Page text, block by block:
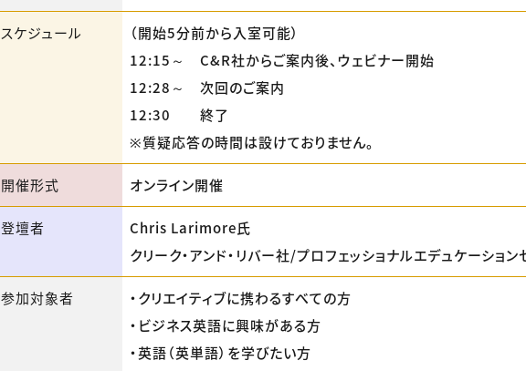
スケジュール
（開始5分前から入室可能）
12:15～ C&R社からご案内後、ウェビナー開始
12:28～ 次回のご案内
12:30 終了
※質疑応答の時間は設けておりません。
開催形式 オンライン開催
登壇者
Chris Larimore氏
クリーク・アンド・リバー社/プロフェッショナルエデュケーション
参加対象者
・クリエイティブに携わるすべての方
・ビジネス英語に興味がある方
・英語（英単語）を学びたい方